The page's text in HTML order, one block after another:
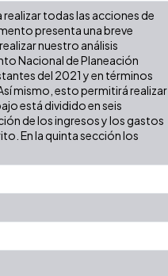
todas las acciones de
presenta una breve
nuestro análisis
Nacional de Planeación
del 2021 y en términos
mismo, esto permitirá realizar
está dividido en seis
de los ingresos y los gastos
En la quinta sección los